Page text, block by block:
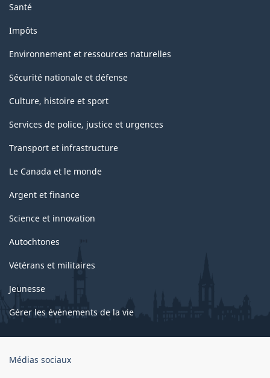
Santé
Impôts
Environnement et ressources naturelles
Sécurité nationale et défense
Culture, histoire et sport
Services de police, justice et urgences
Transport et infrastructure
Le Canada et le monde
Argent et finance
Science et innovation
Autochtones
Vétérans et militaires
Jeunesse
Gérer les événements de la vie
Organisation
Médias sociaux